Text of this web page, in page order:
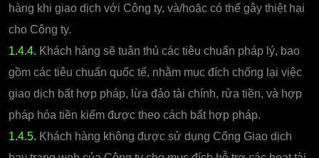
hàng khi giao dịch với Công ty, và/hoặc có thể gây thiệt hại
cho Công ty.
1.4.4. Khách hàng sẽ tuân thủ các tiêu chuẩn pháp lý, bao
gồm các tiêu chuẩn quốc tế, nhằm mục đích chống lại việc
giao dịch bất hợp pháp, lừa đảo tài chính, rửa tiền, và hợp
pháp hóa tiền kiếm được theo cách bất hợp pháp.
1.4.5. Khách hàng không được sử dụng Cổng Giao dịch